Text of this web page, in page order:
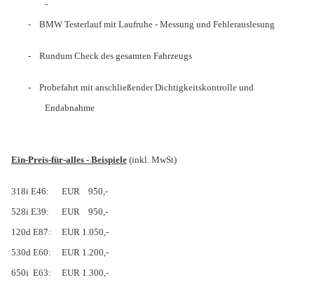
-
-
BMW Testerlauf mit Laufruhe - Messung und Fehlerauslesung
- Rundum Check des gesamten Fahrzeugs
-
Probefahrt mit anschließender Dichtigkeitskontrolle und
Endabnahme
Ein-Preis-für-alles - Beispiele (inkl. MwSt)
318i E46: EUR
950,-
528i E39:
EUR
950,-
120d E87:
EUR 1.050,-
530d E60:
EUR 1.200,-
650i E63:
EUR 1.300,-